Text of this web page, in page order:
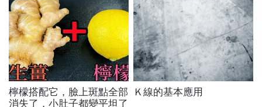
檸檬搭配它，臉上斑點全部
消失了，小肚子都變平坦了
Ｋ線的基本應用